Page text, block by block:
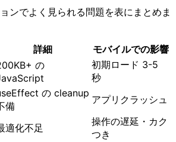
ンでよく見られる問題を表にまとめま
詳細
モバイルでの影響
の
初期ロード 3-5
秒
の cleanup
備
アプリクラッシュ
適化不足
操作の遅延・カク
つき